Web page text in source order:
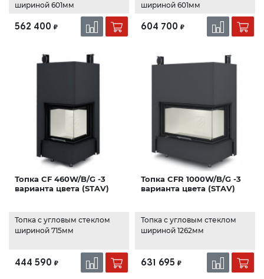
шириной 601мм
562 400 ₽
шириной 601мм
604 700 ₽
Топка CF 460W/B/G -3
варианта цвета (STAV)
Топка с угловым стеклом
шириной 715мм
444 590 ₽
Топка CFR 1000W/B/G -3
варианта цвета (STAV)
Топка с угловым стеклом
шириной 1262мм
631 695 ₽